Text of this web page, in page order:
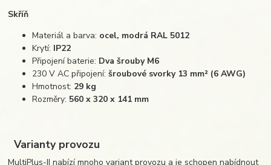
Skříň
Materiál a barva: ocel, modrá RAL 5012
Krytí: IP22
Připojení baterie: Dva šrouby M6
230 V AC připojení:šroubové svorky 13 mm² (6 AWG)
Hmotnost: 29 kg
Rozměry: 560 x 320 x 141 mm
Varianty provozu
MultiPlus-II nabízí mnoho variant provozu a je schopen nabídnout